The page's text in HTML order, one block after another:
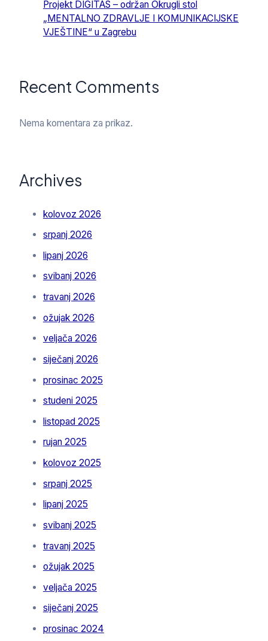
Projekt DIGITAS – održan Okrugli stol
„MENTALNO ZDRAVLJE I KOMUNIKACIJSKE
VJEŠTINE“ u Zagrebu
Recent Comments
Nema komentara za prikaz.
Archives
kolovoz 2026
srpanj 2026
lipanj 2026
svibanj 2026
travanj 2026
ožujak 2026
veljača 2026
siječanj 2026
prosinac 2025
studeni 2025
listopad 2025
rujan 2025
kolovoz 2025
srpanj 2025
lipanj 2025
svibanj 2025
travanj 2025
ožujak 2025
veljača 2025
siječanj 2025
prosinac 2024